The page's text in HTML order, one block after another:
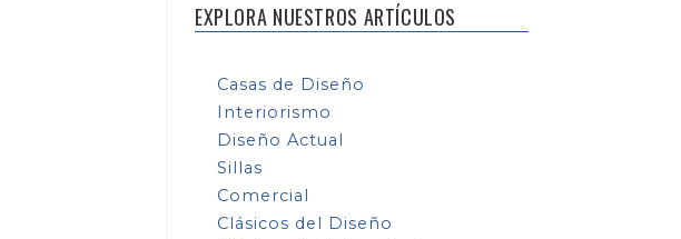
EXPLORA NUESTROS ARTÍCULOS
Casas de Diseño
Interiorismo
Diseño Actual
Sillas
Comercial
Clásicos del Diseño